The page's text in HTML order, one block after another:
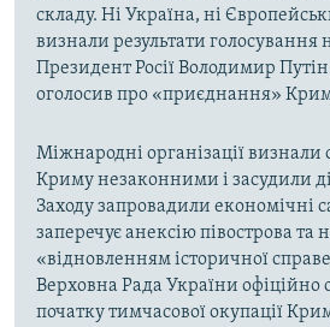
складу. Ні Україна, ні
визнали результати голосування
Президент Росії Володимир
оголосив про «приєднання»
Міжнародні організації визнали
Криму незаконними і засудили
Заходу запровадили економічні
заперечує анексію півострова та
«відновленням історичної
Верховна Рада України офіційно
початку тимчасової окупації